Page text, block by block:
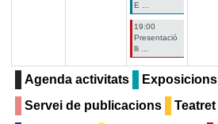
E ...
19:00
Presentació
lli ...
Agenda activitats Exposicions
Servei de publicacions
Teatret